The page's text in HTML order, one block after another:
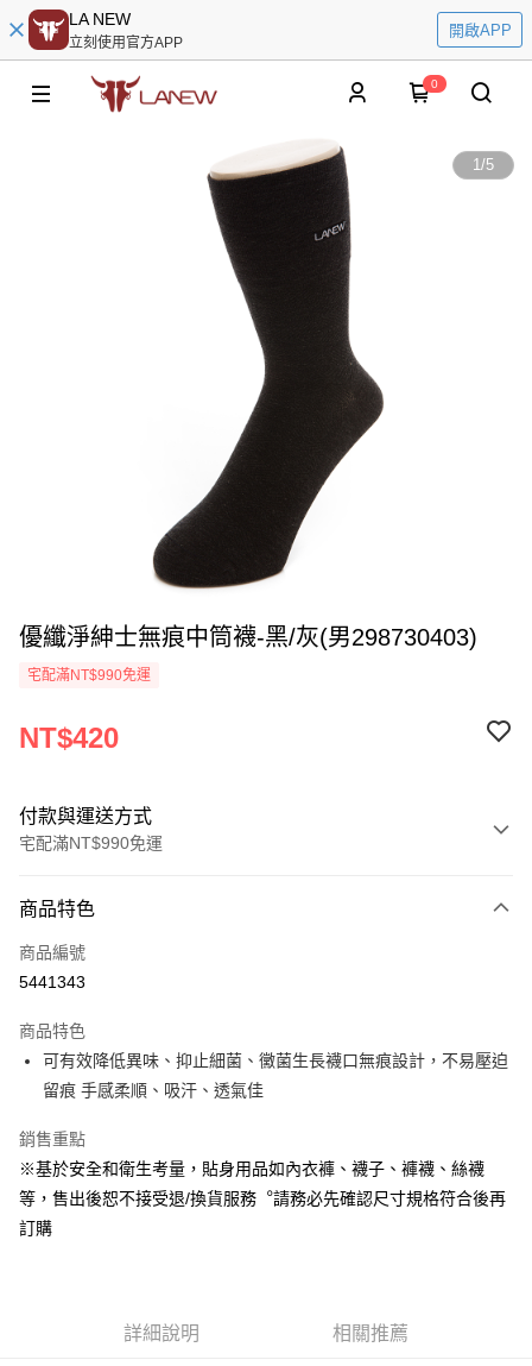
LA NEW
立刻使用官方APP
開啟APP
0
1/5
優纖淨紳士無痕中筒襪-黑/灰(男298730403)
宅配滿NT$990免運
NT$420
付款與運送方式
宅配滿NT$990免運
信用卡一次付款
LINE Pay
悠遊付
Google Pay
全盈+PAY
ATM付款
商品特色
商品編號
5441343
商品特色
可有效降低異味、抑止細菌、黴菌生長襪口無痕設計，不易壓迫
留痕 手感柔順、吸汗、透氣佳
銷售重點
※基於安全和衛生考量，貼身用品如內衣褲、襪子、褲襪、絲襪
等，售出後恕不接受退/換貨服務︒請務必先確認尺寸規格符合後再
訂購
詳細說明 相關推薦